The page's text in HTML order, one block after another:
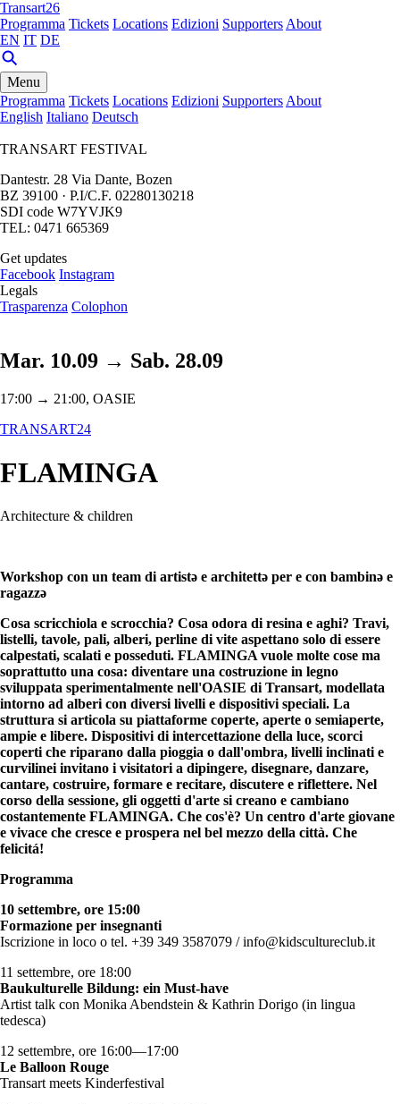
Transart26
Programma Tickets Locations Edizioni Supporters About
EN IT DE
Menu
Programma Tickets Locations Edizioni Supporters About
English Italiano Deutsch
TRANSART FESTIVAL
Dantestr. 28 Via Dante, Bozen
BZ 39100 · P.I/C.F. 02280130218
SDI code W7YVJK9
TEL: 0471 665369
Get updates
Facebook Instagram
Legals
Trasparenza Colophon
Mar. 10.09 → Sab. 28.09
17:00 → 21:00, OASIE
TRANSART24
FLAMINGA
Architecture & children
Workshop con un team di artistə e architettə per e con bambinə e
ragazzə
Cosa scricchiola e scrocchia? Cosa odora di resina e aghi? Travi,
listelli, tavole, pali, alberi, perline di vite aspettano solo di essere
calpestati, scalati e posseduti. FLAMINGA vuole molte cose ma
soprattutto una cosa: diventare una costruzione in legno
sviluppata sperimentalmente nell'OASIE di Transart, modellata
intorno ad alberi con diversi livelli e dispositivi speciali. La
struttura si articola su piattaforme coperte, aperte o semiaperte,
ampie e libere. Dispositivi di intercettazione della luce, scorci
coperti che riparano dalla pioggia o dall'ombra, livelli inclinati e
curvilinei invitano i visitatori a dipingere, disegnare, danzare,
cantare, costruire, formare e recitare, discutere e riflettere. Nel
corso della sessione, gli oggetti d'arte si creano e cambiano
costantemente FLAMINGA. Che cos'è? Un centro d'arte giovane
e vivace che cresce e prospera nel bel mezzo della città. Che
felicitá!
Programma
10 settembre, ore 15:00
Formazione per insegnanti
Iscrizione in loco o tel. +39 349 3587079 / info@kidscultureclub.it
11 settembre, ore 18:00
Baukulturelle Bildung: ein Must-have
Artist talk con Monika Abendstein & Kathrin Dorigo (in lingua
tedesca)
12 settembre, ore 16:00—17:00
Le Balloon Rouge
Transart meets Kinderfestival